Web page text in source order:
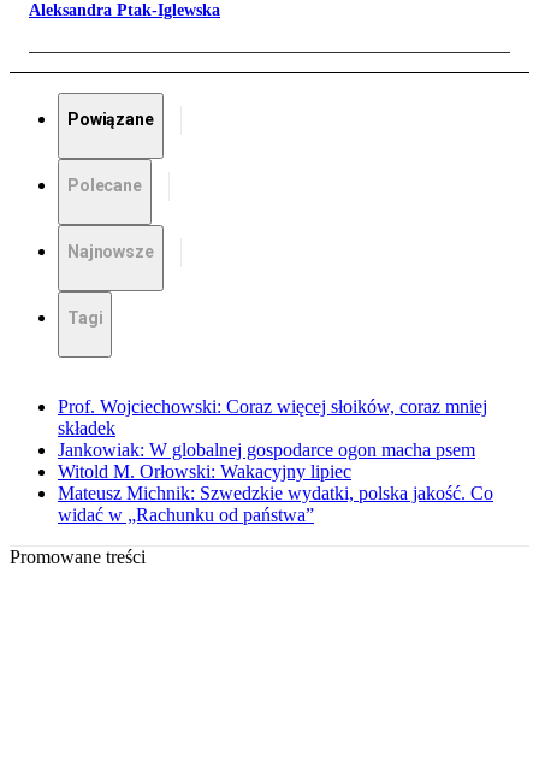
Aleksandra Ptak-Iglewska
Powiązane
Polecane
Najnowsze
Tagi
Prof. Wojciechowski: Coraz więcej słoików, coraz mniej
składek
Jankowiak: W globalnej gospodarce ogon macha psem
Witold M. Orłowski: Wakacyjny lipiec
Mateusz Michnik: Szwedzkie wydatki, polska jakość. Co
widać w „Rachunku od państwa”
Promowane treści